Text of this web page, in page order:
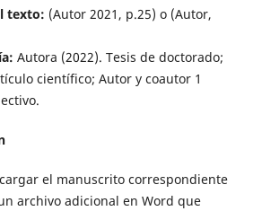
texto: (Autor 2021, p.25) o (Autor,
Autora (2022). Tesis de doctorado;
científico; Autor y coautor 1
el manuscrito correspondiente
archivo adicional en Word que